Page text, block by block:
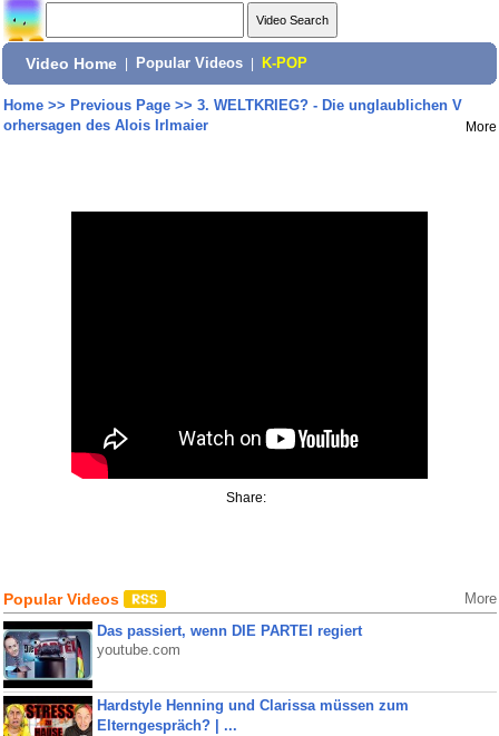
Video Home Popular Videos K-POP
Home>> Previous Page>> 3. WELTKRIEG? - Die unglaublichen V
orhersagen des Alois Irlmaier
More
Share:
Popular Videos More
Das passiert, wenn DIE PARTEI regiert
youtube.com
Hardstyle Henning und Clarissa müssen zum
Elterngespräch? | ...